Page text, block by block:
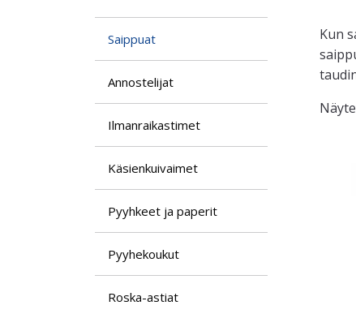
Saippuat
Annostelijat
Ilman­raikastimet
Käsien­kuivaimet
Pyyhkeet ja paperit
Pyyhekoukut
Roska-astiat
Kun